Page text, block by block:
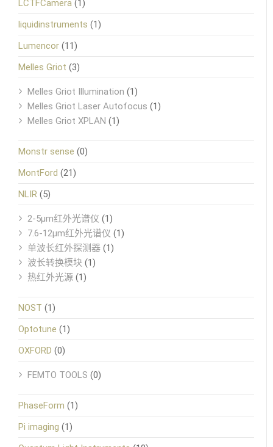
LCTFCamera (1)
liquidinstruments (1)
Lumencor (11)
Melles Griot (3)
Melles Griot Illumination (1)
Melles Griot Laser Autofocus (1)
Melles Griot XPLAN (1)
Monstr sense (0)
MontFord (21)
NLIR (5)
2-5μm红外光谱仪 (1)
7.6-12μm红外光谱仪 (1)
单波长红外探测器 (1)
波长转换模块 (1)
热红外光源 (1)
NOST (1)
Optotune (1)
OXFORD (0)
FEMTO TOOLS (0)
PhaseForm (1)
Pi imaging (1)